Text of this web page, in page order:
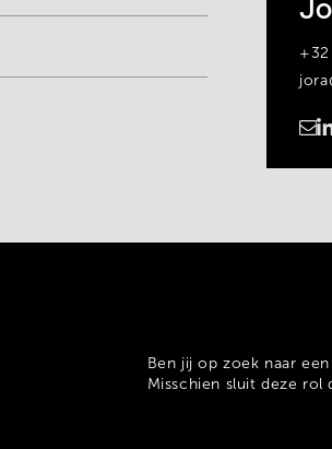
Ben jij op zoek naar
Misschien sluit deze rol